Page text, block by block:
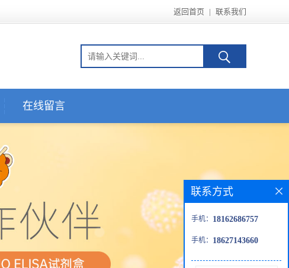
返回首页 | 联系我们
在线留言
联系方式
手机： 18162686757
手机： 18627143660